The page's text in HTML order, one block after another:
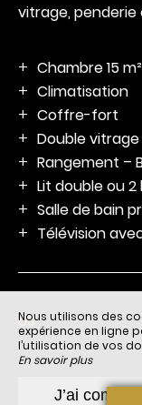
vitrage, penderie
Chambre 15 m²
Climatisation
Coffre-fort
Double vitrage
Rangement –
Lit double ou 2
Salle de bain
Télévision
63
Nous utilisons des
expérience en ligne
l’utilisation de vos
En savoir plus
J’ai compris